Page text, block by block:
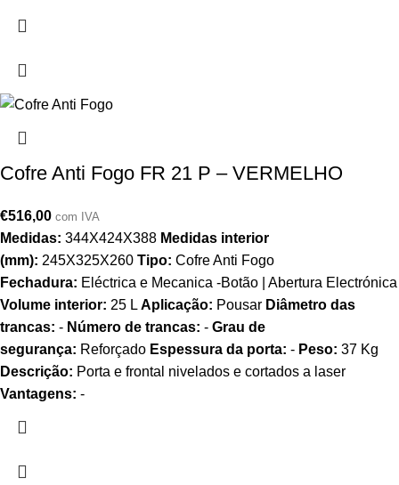
Cofre Anti Fogo FR 21 P – VERMELHO
€516,00 com IVA
Medidas: 344X424X388 Medidas interior
(mm): 245X325X260 Tipo: Cofre Anti Fogo
Fechadura: Eléctrica e Mecanica -Botão | Abertura Electrónica
Volume interior: 25 L Aplicação: Pousar Diâmetro das
trancas: - Número de trancas: - Grau de
segurança: Reforçado Espessura da porta: - Peso: 37 Kg
Descrição: Porta e frontal nivelados e cortados a laser
Vantagens: -